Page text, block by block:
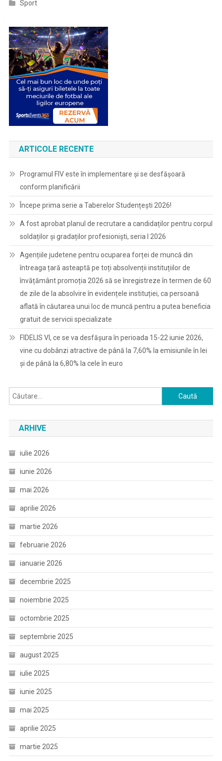
Sport
ARTICOLE RECENTE
Programul FIV este în implementare și se desfășoară
conform planificării
Începe prima serie a Taberelor Studențești 2026!
A fost aprobat planul de recrutare a candidaților pentru corpul
soldaților și gradaților profesioniști, seria I 2026
Agențiile judetene pentru ocuparea forței de muncă din
întreaga țară asteaptă pe toți absolvenții instituțiilor de
învățământ promoția 2026 să se înregistreze în termen de 60
de zile de la absolvire în evidențele instituției, ca persoană
aflată în căutarea unui loc de muncă pentru a putea beneficia
gratuit de servicii specializate
FIDELIS VI, ce se va desfășura în perioada 15-22 iunie 2026,
vine cu dobânzi atractive de până la 7,60% la emisiunile în lei
și de până la 6,80% la cele în euro
Caută
după:
ARHIVE
iulie 2026
iunie 2026
mai 2026
aprilie 2026
martie 2026
februarie 2026
ianuarie 2026
decembrie 2025
noiembrie 2025
octombrie 2025
septembrie 2025
august 2025
iulie 2025
iunie 2025
mai 2025
aprilie 2025
martie 2025